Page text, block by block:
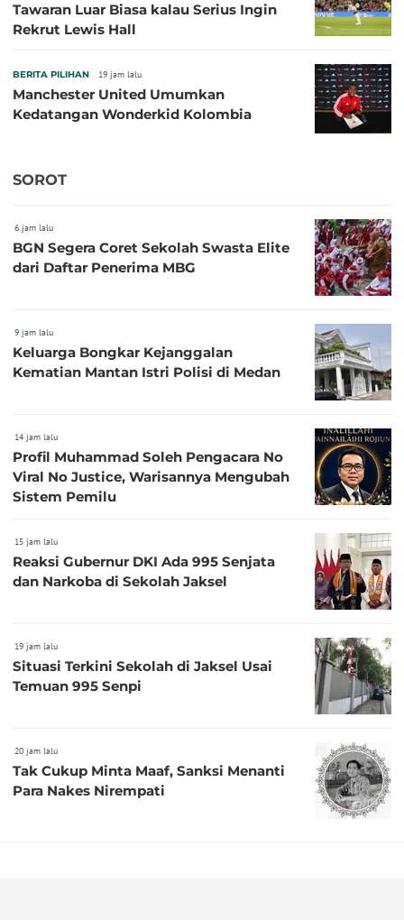
Tawaran Luar Biasa kalau Serius Ingin
Rekrut Lewis Hall
BERITA PILIHAN 19 jam lalu
Manchester United Umumkan
Kedatangan Wonderkid Kolombia
SOROT
6 jam lalu
BGN Segera Coret Sekolah Swasta Elite
dari Daftar Penerima MBG
9 jam lalu
Keluarga Bongkar Kejanggalan
Kematian Mantan Istri Polisi di Medan
14 jam lalu
Profil Muhammad Soleh Pengacara No
Viral No Justice, Warisannya Mengubah
Sistem Pemilu
15 jam lalu
Reaksi Gubernur DKI Ada 995 Senjata
dan Narkoba di Sekolah Jaksel
19 jam lalu
Situasi Terkini Sekolah di Jaksel Usai
Temuan 995 Senpi
20 jam lalu
Tak Cukup Minta Maaf, Sanksi Menanti
Para Nakes Nirempati